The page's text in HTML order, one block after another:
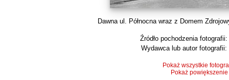
Dawna ul. Północna wraz z Domem
Źródło pochodzenia fotografii:
Wydawca lub autor fotografii:
Pokaż wszystkie
Pokaż powiększenie